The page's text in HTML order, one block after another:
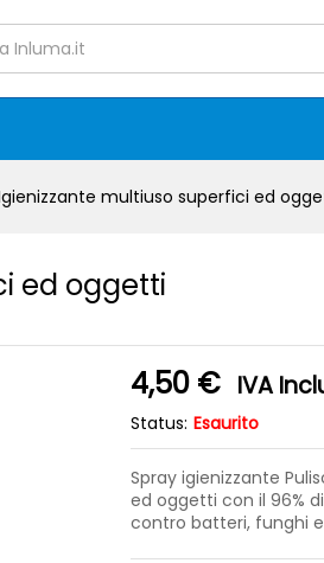
multiuso superfici ed
ed oggetti
4,50 € IVA
Status: Esaurito
Spray igienizzante
ed oggetti con il 96%
contro batteri, funghi